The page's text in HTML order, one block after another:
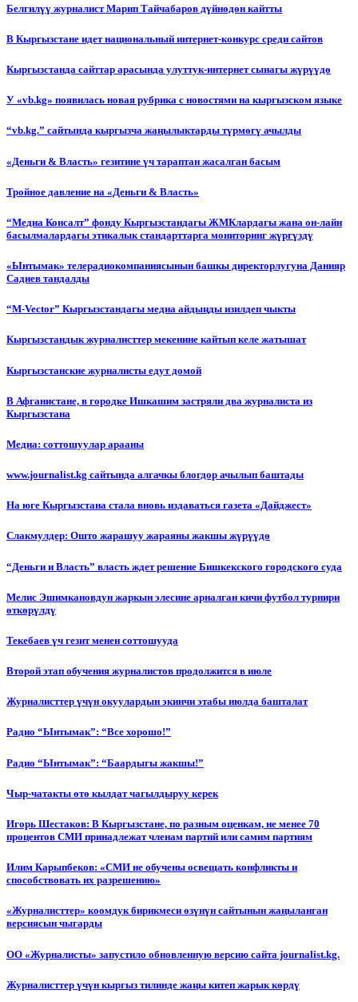
Белгилүү журналист Марип Тайчабаров дүйнөдөн кайтты
В Кыргызстане идет национальный интернет-конкурс среди сайтов
Кыргызстанда сайттар арасында улуттук-интернет сынагы жүрүүдө
У «vb.kg» появилась новая рубрика с новостями на кыргызском языке
“vb.kg.” сайтында кыргызча жаңылыктарды түрмөгү ачылды
«Деньги & Власть» гезитине үч тараптан жасалган басым
Тройное давление на «Деньги & Власть»
“Медиа Консалт” фонду Кыргызстандагы ЖМКлардагы жана он-лайн
басылмалардагы этикалык стандарттарга мониторинг жүргүздү
«Ынтымак» телерадиокомпаниясынын башкы директорлугуна Данияр
Садиев тандалды
“М-Vector” Кыргызстандагы медиа айдыңды изилдеп чыкты
Кыргызстандык журналисттер мекенине кайтып келе жатышат
Кыргызстанские журналисты едут домой
В Афганистане, в городке Ишкашим застряли два журналиста из
Кыргызстана
Медиа: соттошуулар арааны
www.journalist.kg сайтында алгачкы блогдор ачылып баштады
На юге Кыргызстана стала вновь издаваться газета «Дайджест»
Слакмулдер: Ошто жарашуу жараяны жакшы жүрүүдө
“Деньги и Власть” власть ждет решение Бишкекского городского суда
Мелис Эшимкановдун жаркын элесине арналган кичи футбол турнири
өткөрүлдү
Текебаев үч гезит менен соттошууда
Второй этап обучения журналистов продолжится в июле
Журналисттер үчүн окуулардын экинчи этабы июлда башталат
Радио “Ынтымак”: “Все хорошо!”
Радио “Ынтымак”: “Баардыгы жакшы!”
Чыр-чатакты өтө кылдат чагылдыруу керек
Игорь Шестаков: В Кыргызстане, по разным оценкам, не менее 70
процентов СМИ принадлежат членам партий или самим партиям
Илим Карыпбеков: «СМИ не обучены освещать конфликты и
способствовать их разрешению»
«Журналисттер» коомдук бирикмеси өзүнүн сайтынын жаңыланган
версиясын чыгарды
ОО «Журналисты» запустило обновленную версию сайта journalist.kg.
Журналисттер үчүн кыргыз тилинде жаңы китеп жарык көрдү